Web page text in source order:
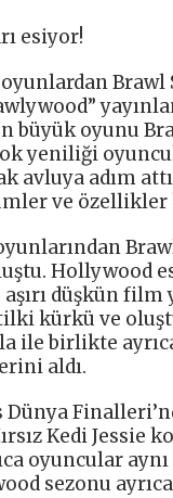
esiyor!
Brawl
oyunu
yeniliği
avluya adım
ve özellikler
Hollywood
düşkün film
kürkü ve
ile birlikte
aldı.
Kedi Jessie
oyuncular
sezonu